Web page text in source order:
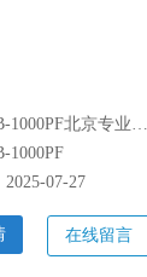
名称：TEB-1000PF北京专业高低温试验箱快速温变
1000PF
07-27
在线留言